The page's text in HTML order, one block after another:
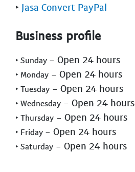
‣ Jasa Convert PayPal
Business profile
‣ Sunday - Open 24 hours
‣ Monday - Open 24 hours
‣ Tuesday - Open 24 hours
‣ Wednesday - Open 24 hours
‣ Thursday - Open 24 hours
‣ Friday - Open 24 hours
‣ Saturday - Open 24 hours